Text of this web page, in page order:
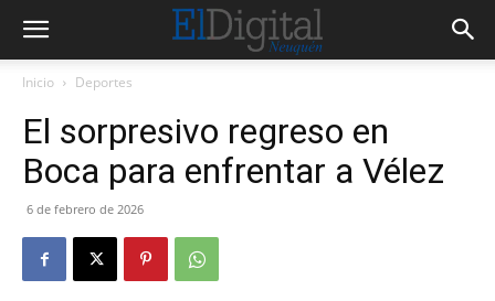
Inicio Deportes
El sorpresivo regreso en
Boca para enfrentar a Vélez
6 de febrero de 2026